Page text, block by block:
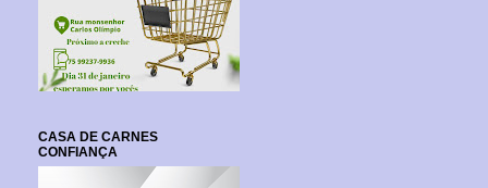
CASA DE CARNES
CONFIANÇA